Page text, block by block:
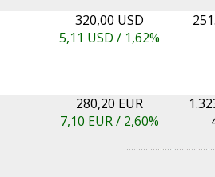
320,00 USD
5,11 USD / 1,62%
280,20 EUR
7,10 EUR / 2,60%